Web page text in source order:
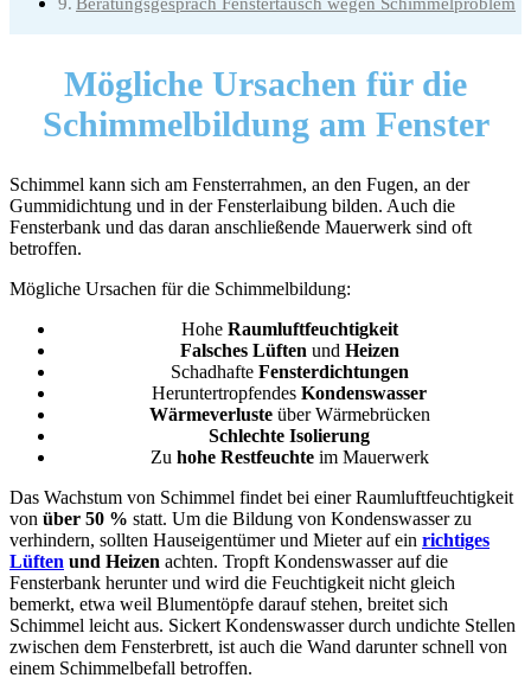
Mögliche Ursachen für die
Schimmelbildung am Fenster
Schimmel kann sich am Fensterrahmen, an den Fugen, an der
Gummidichtung und in der Fensterlaibung bilden. Auch die
Fensterbank und das daran anschließende Mauerwerk sind oft
betroffen.
Mögliche Ursachen für die Schimmelbildung:
Hohe Raumluftfeuchtigkeit
Falsches Lüften und Heizen
Schadhafte Fensterdichtungen
Heruntertropfendes Kondenswasser
Wärmeverlusteüber Wärmebrücken
Schlechte Isolierung
Zu hohe Restfeuchteim Mauerwerk
Das Wachstum von Schimmel findet bei einer Raumluftfeuchtigkeit
von über 50 % statt. Um die Bildung von Kondenswasser zu
verhindern, sollten Hauseigentümer und Mieter auf ein richtiges
Lüften und Heizen achten. Tropft Kondenswasser auf die
Fensterbank herunter und wird die Feuchtigkeit nicht gleich
bemerkt, etwa weil Blumentöpfe darauf stehen, breitet sich
Schimmel leicht aus. Sickert Kondenswasser durch undichte Stellen
zwischen dem Fensterbrett, ist auch die Wand darunter schnell von
einem Schimmelbefall betroffen.